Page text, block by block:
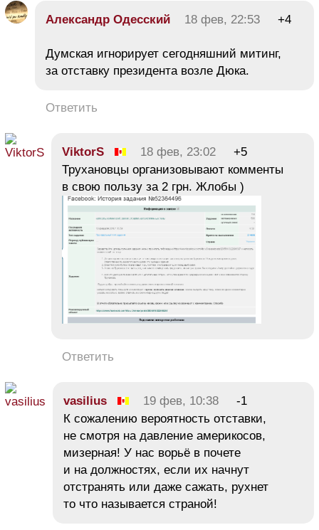
Александр Одесский 18 фев, 22:53 +4
Думская игнорирует сегодняшний митинг,
за отставку президента возле Дюка.
Ответить
ViktorS 18 фев, 23:02
+5
Трухановцы организовывают комменты
в свою пользу за 2 грн. Жлобы )
Ответить
vasilius 19 фев, 10:38
-1
К сожалению вероятность отставки,
не смотря на давление америкосов,
мизерная! У нас ворьё в почете
и на должностях, если их начнут
отстранять или даже сажать, рухнет
то что называется страной!